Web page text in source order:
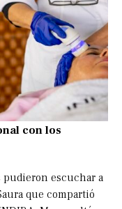
con los
pudieron escuchar a
que compartió